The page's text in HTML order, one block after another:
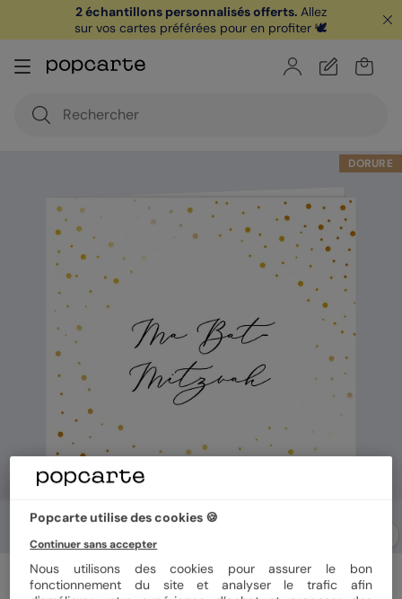
offerte avec le code
je télécharge
2 échantillons personnalisés offerts. Allez
sur vos cartes préférées pour en profiter 🕊️
DORURE
Faire-part bar mitzvah
Dorure Étoilée
Popcarte utilise des cookies 🍪
Continuer sans accepter
Nous utilisons des cookies pour assurer le bon
fonctionnement du site et analyser le trafic afin